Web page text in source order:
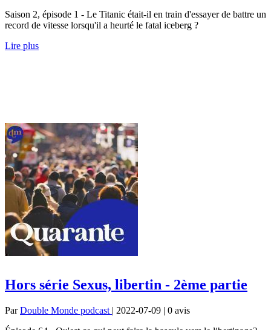
Saison 2, épisode 1 - Le Titanic était-il en train d'essayer de battre un
record de vitesse lorsqu'il a heurté le fatal iceberg ?
Lire plus
Hors série Sexus, libertin - 2ème partie
ParDouble Monde podcast | 2022-07-09 | 0 avis